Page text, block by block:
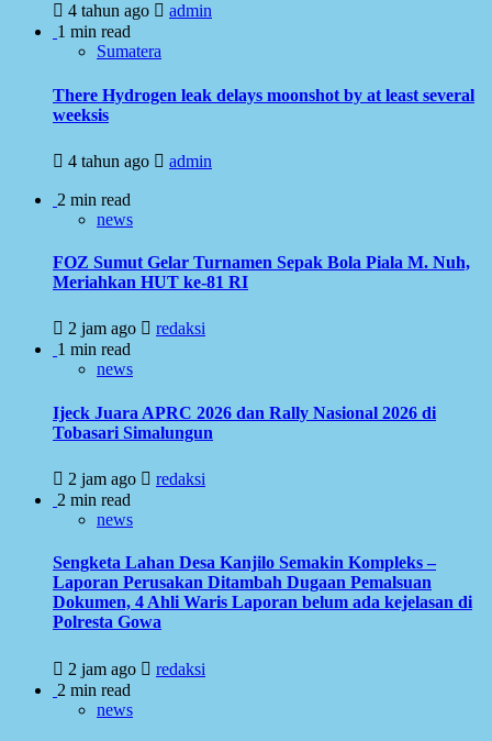
4 tahun ago
admin
1 min read
Sumatera
There Hydrogen leak delays moonshot by at least several
weeksis
4 tahun ago admin
2 min read
news
FOZ Sumut Gelar Turnamen Sepak Bola Piala M. Nuh,
Meriahkan HUT ke-81 RI
2 jam ago
redaksi
1 min read
news
Ijeck Juara APRC 2026 dan Rally Nasional 2026 di
Tobasari Simalungun
2 jam ago
redaksi
2 min read
news
Sengketa Lahan Desa Kanjilo Semakin Kompleks –
Laporan Perusakan Ditambah Dugaan Pemalsuan
Dokumen, 4 Ahli Waris Laporan belum ada kejelasan di
Polresta Gowa
2 jam ago
redaksi
2 min read
news